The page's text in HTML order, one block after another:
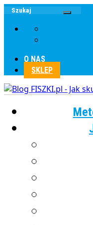
O NAS
SKLEP